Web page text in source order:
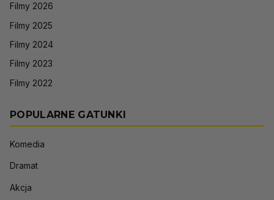
Filmy 2026
Filmy 2025
Filmy 2024
Filmy 2023
Filmy 2022
POPULARNE GATUNKI
Komedia
Dramat
Akcja